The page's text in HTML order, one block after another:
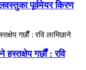
पूर्वमेयर किरण
गर्छौं : रवि